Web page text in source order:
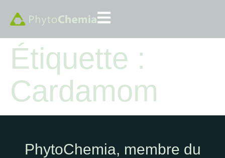
Étiquette :
Cardamom
PhytoChemia, membre du